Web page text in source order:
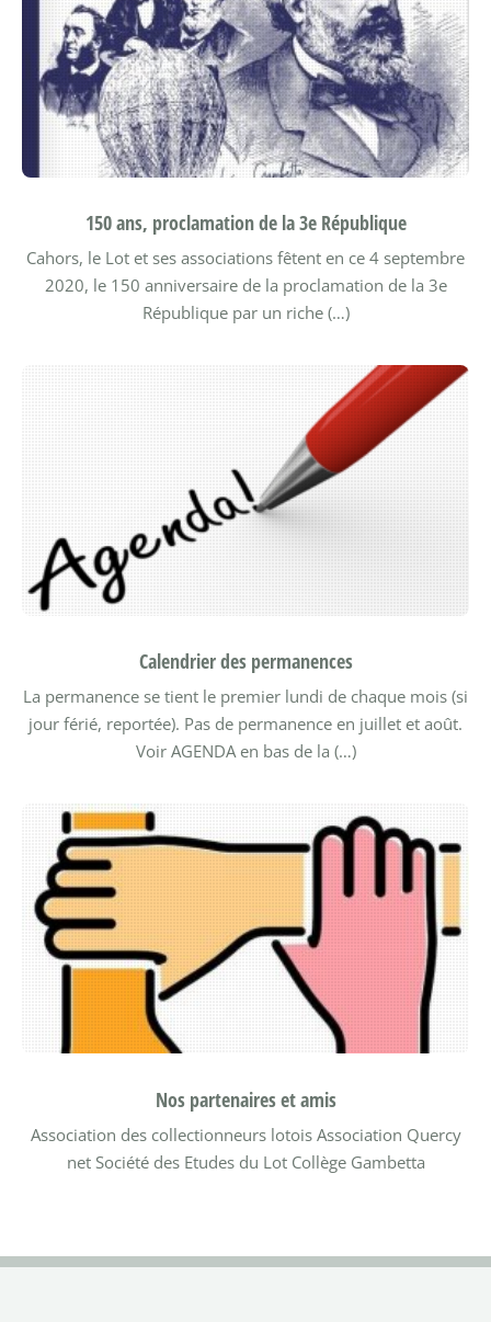
150 ans, proclamation de la 3e République
Cahors, le Lot et ses associations fêtent en ce 4 septembre
2020, le 150 anniversaire de la proclamation de la 3e
République par un riche (…)
Calendrier des permanences
La permanence se tient le premier lundi de chaque mois (si
jour férié, reportée). Pas de permanence en juillet et août.
Voir AGENDA en bas de la (…)
Nos partenaires et amis
Association des collectionneurs lotois Association Quercy
net Société des Etudes du Lot Collège Gambetta